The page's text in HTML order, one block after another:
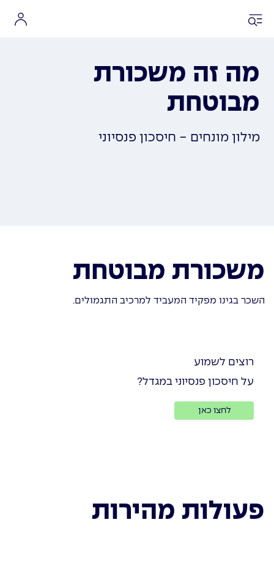
מה זה משכורת
מבוטחת
מילון מונחים - חיסכון פנסיוני
משכורת מבוטחת
השכר בגינו מפקיד המעביד למרכיב התגמולים.
רוצים לשמוע
על חיסכון פנסיוני במגדל?
לחצו כאן
פעולות מהירות